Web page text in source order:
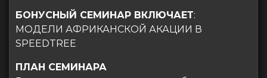
БОНУСНЫЙ СЕМИНАР ВКЛЮЧАЕТ:
МОДЕЛИ АФРИКАНСКОЙ АКАЦИИ В
SPEEDTREE
ПЛАН СЕМИНАРА